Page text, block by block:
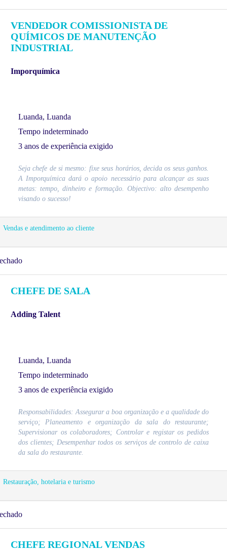
VENDEDOR COMISSIONISTA DE
QUÍMICOS DE MANUTENÇÃO
INDUSTRIAL
Imporquímica
Luanda, Luanda
Tempo indeterminado
3 anos de experiência exigido
Seja chefe de si mesmo: fixe seus horários, decida os seus ganhos.
A Imporquímica dará o apoio necessário para alcançar as suas
metas: tempo, dinheiro e formação. Objectivo: alto desempenho
visando o sucesso!
Vendas e atendimento ao cliente
CHEFE DE SALA
Adding Talent
Luanda, Luanda
Tempo indeterminado
3 anos de experiência exigido
Responsabilidades: Assegurar a boa organização e a qualidade do
serviço; Planeamento e organização da sala do restaurante;
Supervisionar os colaboradores; Controlar e registar os pedidos
dos clientes; Desempenhar todos os serviços de controlo de caixa
da sala do restaurante.
Restauração, hotelaria e turismo
CHEFE REGIONAL VENDAS